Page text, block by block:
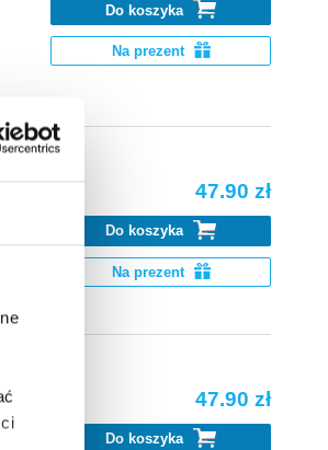
Do koszyka
Na prezent
47.90 zł
Do koszyka
Na prezent
47.90 zł
Do koszyka